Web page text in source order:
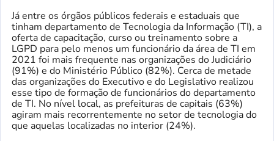
Já entre os órgãos públicos federais e estaduais que
tinham departamento de Tecnologia da Informação (TI), a
oferta de capacitação, curso ou treinamento sobre a
LGPD para pelo menos um funcionário da área de TI em
2021 foi mais frequente nas organizações do Judiciário
(91%) e do Ministério Público (82%). Cerca de metade
das organizações do Executivo e do Legislativo realizou
esse tipo de formação de funcionários do departamento
de TI. No nível local, as prefeituras de capitais (63%)
agiram mais recorrentemente no setor de tecnologia do
que aquelas localizadas no interior (24%).